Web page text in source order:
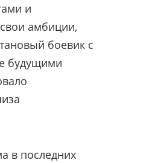
и
амбиции,
боевик с
будущими
в последних